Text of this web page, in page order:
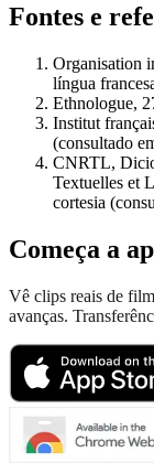
Fontes e
Organisation
língua
Ethnologue,
Institut
(consultado
CNRTL,
Textuelles et
cortesia
Começa a
Vê clips reais de
avanças.